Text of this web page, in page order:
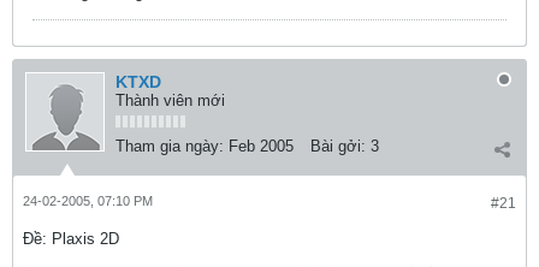
KTXD
Thành viên mới
Tham gia ngày: Feb 2005 Bài gởi: 3
#21
24-02-2005, 07:10 PM
Ðề: Plaxis 2D